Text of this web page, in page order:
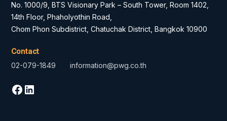
No. 1000/9, BTS Visionary Park – South Tower, Room 1402,
14th Floor, Phaholyothin Road,
Chom Phon Subdistrict, Chatuchak District, Bangkok 10900
Contact
02-079-1849information@pwg.co.th